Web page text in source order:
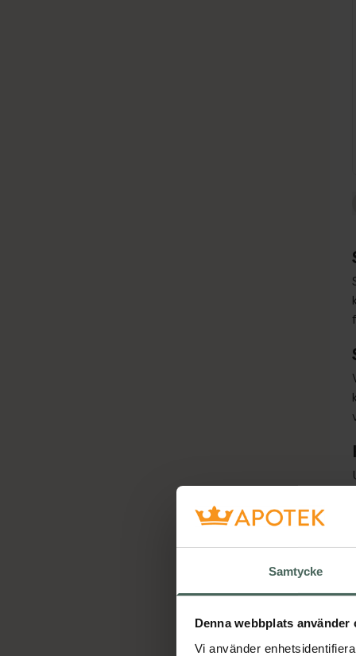
Samtycke
Denna webbplats använder
Vi använder